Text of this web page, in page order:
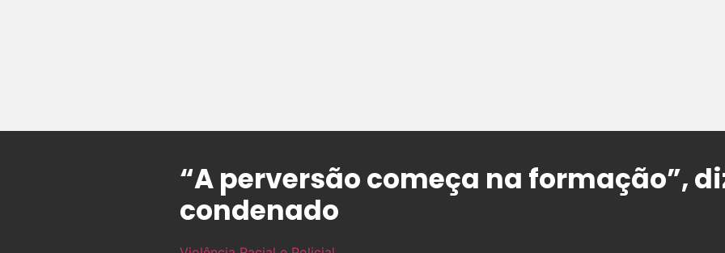
“A perversão começa na formação”,
condenado